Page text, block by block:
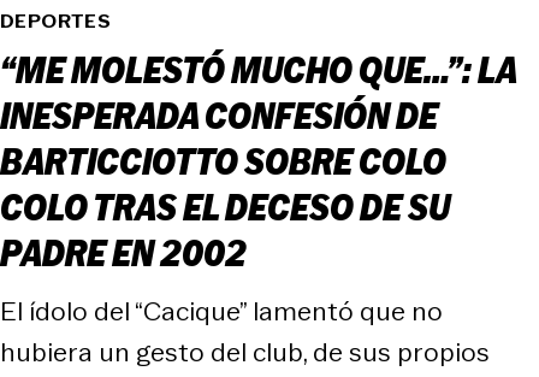
DEPORTES
“ME MOLESTÓ MUCHO QUE…”: LA
INESPERADA CONFESIÓN DE
BARTICCIOTTO SOBRE COLO
COLO TRAS EL DECESO DE SU
PADRE EN 2002
El ídolo del “Cacique” lamentó que no
hubiera un gesto del club, de sus propios